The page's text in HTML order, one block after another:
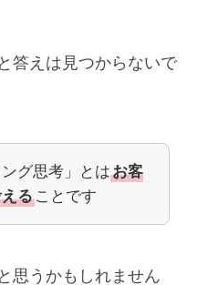
答えは見つからないで
ング思考」とはお客
ることです
思うかもしれません